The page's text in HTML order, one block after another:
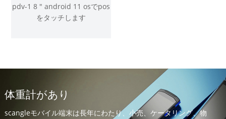
pdv-1 8 " android 11 osでpos
をタッチします
体重計があり
scangleモバイル端末は長年にわたり、小売、ケータリング、物